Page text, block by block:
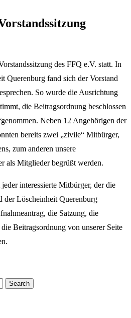
des FFQ e.V. statt. In
Querenburg fand sich der Vorstand
So wurde die Ausrichtung
die Beitragsordnung beschlossen
Neben 12 Angehörigen der
bereits zwei „zivile“ Mitbürger,
zum anderen unsere
als Mitglieder begrüßt werden.
interessierte Mitbürger, der die
der Löscheinheit Querenburg
die Satzung, die
Beitragsordnung von unserer Seite
Search